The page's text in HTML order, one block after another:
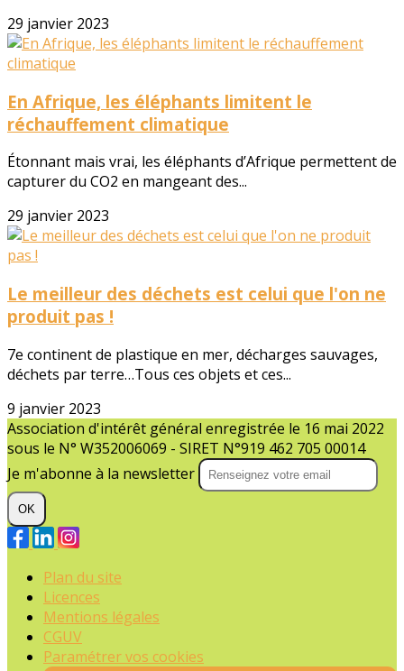
29 janvier 2023
En Afrique, les éléphants limitent le
réchauffement climatique
Étonnant mais vrai, les éléphants d’Afrique permettent de
capturer du CO2 en mangeant des...
29 janvier 2023
Le meilleur des déchets est celui que l'on ne
produit pas !
7e continent de plastique en mer, décharges sauvages,
déchets par terre…Tous ces objets et ces...
9 janvier 2023
Association d'intérêt général enregistrée le 16 mai 2022
sous le N° W352006069 - SIRET N°919 462 705 00014
Je m'abonne à la newsletter
OK
Plan du site
Licences
Mentions légales
CGUV
Paramétrer vos cookies